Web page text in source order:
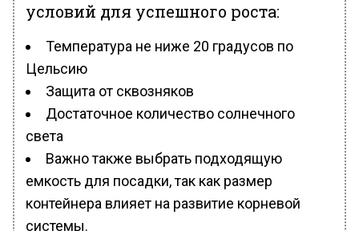
условий для успешного роста:
Температура не ниже 20 градусов по
Цельсию
Защита от сквозняков
Достаточное количество солнечного
света
Важно также выбрать подходящую
емкость для посадки, так как размер
контейнера влияет на развитие корневой
системы.